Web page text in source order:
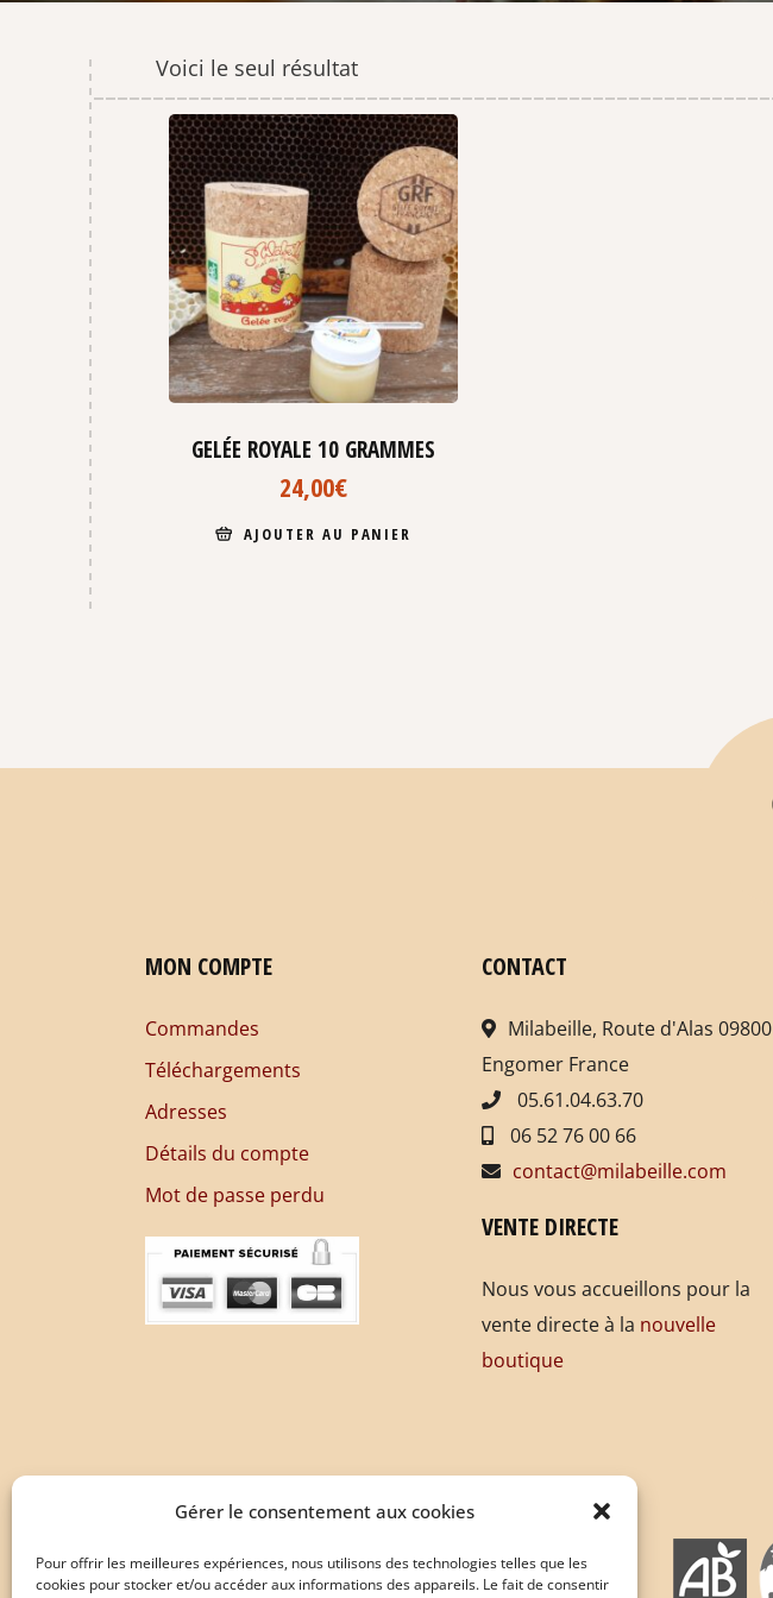
Gérer le consentement aux cookies
Pour offrir les meilleures expériences, nous utilisons des technologies telles que les
cookies pour stocker et/ou accéder aux informations des appareils. Le fait de consentir
Voici le seul résultat
GELÉE ROYALE 10 GRAMMES
24,00€
AJOUTER AU PANIER
MON COMPTE
Commandes
Téléchargements
Adresses
Détails du compte
Mot de passe perdu
CONTACT
Milabeille, Route d'Alas 09800
Engomer France
05.61.04.63.70
06 52 76 00 66
contact@milabeille.com
VENTE DIRECTE
Nous vous accueillons pour la
vente directe à la nouvelle
boutique